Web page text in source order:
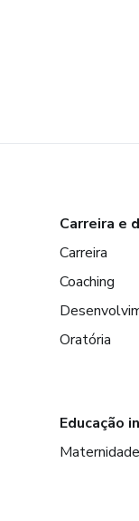
Carreira e
Carreira
Coaching
Oratória
Educação
Maternidade